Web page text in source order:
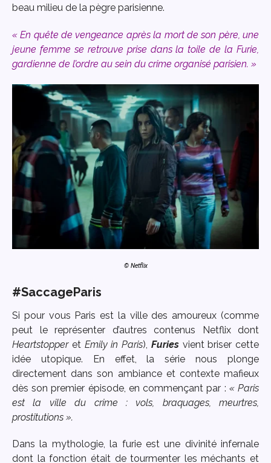
beau milieu de la pègre parisienne.
« En quête de vengeance après la mort de son père, une
jeune femme se retrouve prise dans la toile de la Furie,
gardienne de l’ordre au sein du crime organisé parisien. »
© Netflix
#SaccageParis
Si pour vous Paris est la ville des amoureux (comme
peut le représenter d’autres contenus Netflix dont
Heartstopper et Emily in Paris), Furiesvient briser cette
idée utopique. En effet, la série nous plonge
directement dans son ambiance et contexte mafieux
dès son premier épisode, en commençant par : « Paris
est la ville du crime : vols, braquages, meurtres,
prostitutions ».
Dans la mythologie, la furie est une divinité infernale
dont la fonction était de tourmenter les méchants et